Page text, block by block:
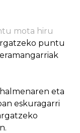
mota hiru
puntu
eta
eskuragarri